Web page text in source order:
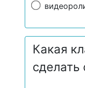
Какая
сделать